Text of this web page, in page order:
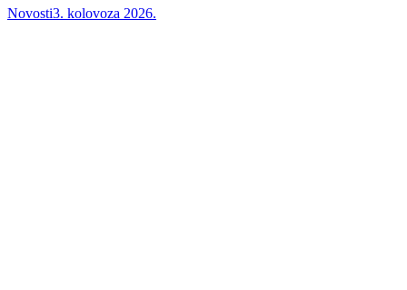
Novosti3. kolovoza 2026.